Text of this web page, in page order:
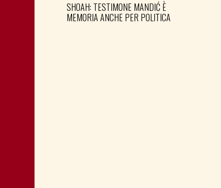
SHOAH: TESTIMONE MANDIĆ È
MEMORIA ANCHE PER POLITICA